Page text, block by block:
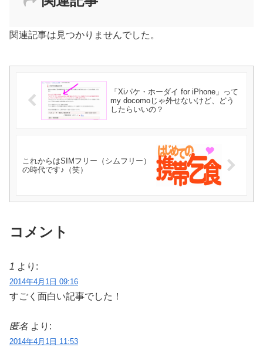
関連記事は見つかりませんでした。
「Xiパケ・ホーダイ for iPhone」って
my docomoじゃ外せないけど、どう
したらいいの？
これからはSIMフリー（シムフリー）
の時代です♪（笑）
コメント
1 より:
2014年4月1日 09:16
すごく面白い記事でした！
匿名 より:
2014年4月1日 11:53